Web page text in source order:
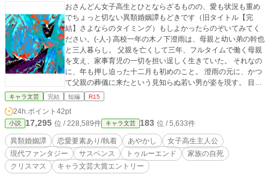
らブクマや★で応援してくれると嬉しいです！
おさんどん女子高生とひとならざるものの、愛も状況も重め
でちょっと切ない異類婚姻譚もどきです（旧タイトル【完
結】さよならのタイミング）もしよかったらのぞいてみてく
ださい。(-人-) 高校一年の木ノ下澄雨は、母親と幼い弟の幹也
と三人暮らし。 父親を亡くして三年、フルタイムで働く母親
を支え、家事育児の一切を担い逞しく生きていた。 それなの
に、年も押し迫った十二月も初めのこと。 澄雨の元に、かつ
て父親の葬儀に来たという見知らぬ若い男が姿を現す。 目に
も鮮やかな深緋色（こきあけいろ）のスーツを身に纏ったそ
めやる。 「あの時の、溢れんばかりだった怒りや悲しみは、
まだ君の中に残っているかい？」 男はひとならざるもので、
かつて交わした約束通り澄雨を迎えにきたという。 おとぎ話
だ、いまさらだと澄雨は拒絶する。 父親を亡くしたばかりの
心細げな女子中学生ならいざ知らず、今となっては押しも押
されもせぬ、家事育児に忙しい立派なんおさんどん女子高生
キャラ文芸 完結 短編 R15
24h.ポイント 42pt
小説 17,295 位 / 228,589件 キャラ文芸 183 位 / 5,633件
異類婚姻譚 恋愛要素あり/執着 あやかし
女子高生主人公
現代ファンタジー
サスペンス トゥルーエンド
家族の自死
クリスマス
キャラ文芸大賞エントリー